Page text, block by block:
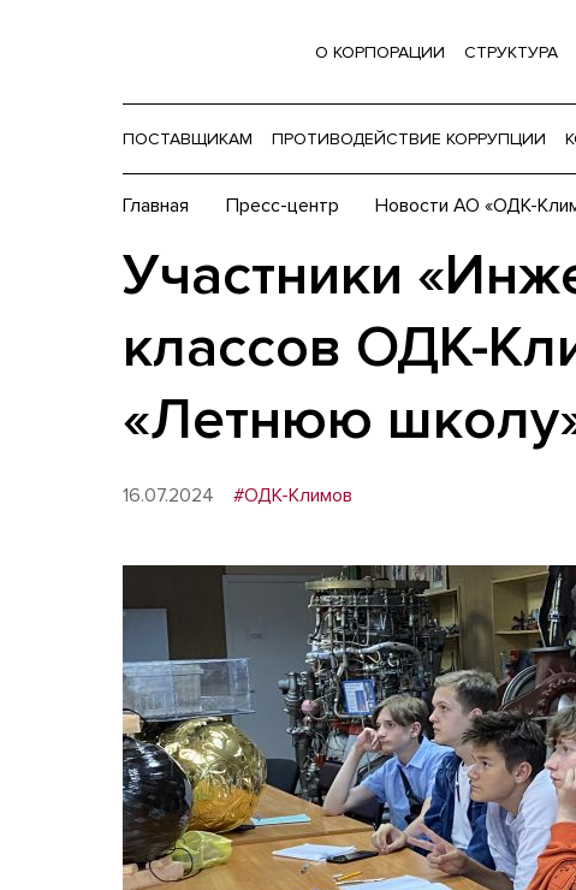
О КОРПОРАЦИИ СТРУКТУРА
ПОСТАВЩИКАМ ПРОТИВОДЕЙСТВИЕ КОРРУПЦИИ
Главная Пресс-центр Новости АО «ОДК-
Участники
классов ОДК-
«Летнюю
16.07.2024 #ОДК-Климов